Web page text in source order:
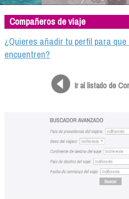
Camino solidario
Libros
Compañeros de viaje
Compañeros de viaje
¿Quieres añadir tu perfil para
encuentren?
Ir al listado de